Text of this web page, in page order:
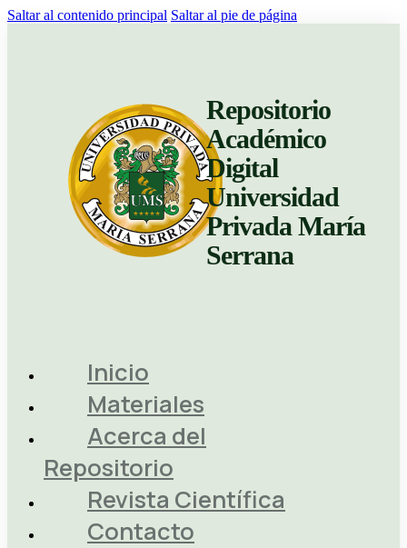
Saltar al contenido principal Saltar al pie de página
Repositorio
Académico
Digital
Universidad
Privada María
Serrana
Inicio
Materiales
Acerca del
Repositorio
Revista Científica
Contacto